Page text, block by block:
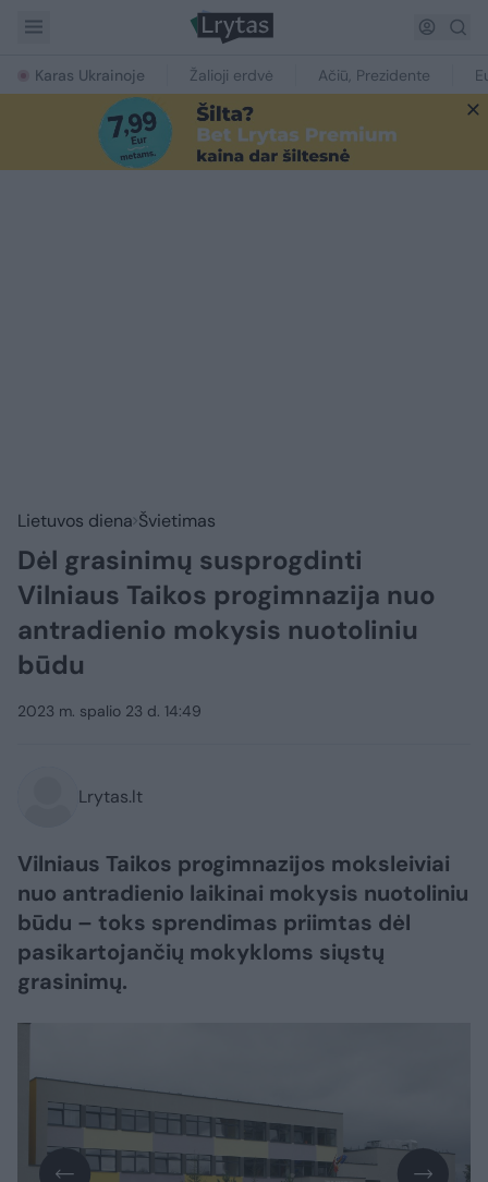
Karas Ukrainoje Žalioji erdvė Ačiū, Prezidente
Lietuvos diena Švietimas
Dėl grasinimų susprogdinti
Vilniaus Taikos progimnazija nuo
antradienio mokysis nuotoliniu
būdu
2023 m. spalio 23 d. 14:49
Lrytas.lt
Vilniaus Taikos progimnazijos moksleiviai
nuo antradienio laikinai mokysis nuotoliniu
būdu – toks sprendimas priimtas dėl
pasikartojančių mokykloms siųstų
grasinimų.